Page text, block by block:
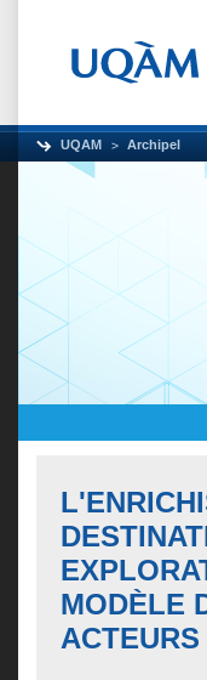
UQAM Archipel
MODÈLE